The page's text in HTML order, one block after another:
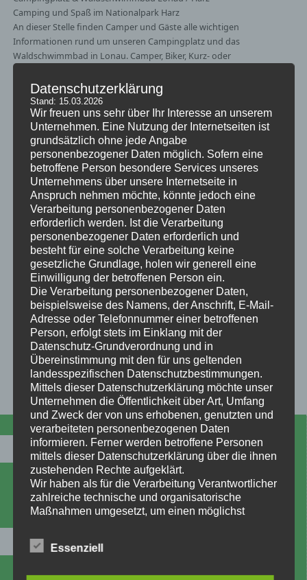
Camping und Spaß im Nationalpark Harz
An dieser Stelle finden Camper und Gäste alle wichtigen
Informationen rund um unseren Campingplatz und das
Waldschwimmbad in Lonau. Camper, Biker, Kurz- oder
schönsten Tage des Jahres mitten im Nationalpark Harz.
Der gut überschaubare Campingplatz bietet neben dem beheiztem
Waldschwimmbad auch eine freundliche und vor allem – für Eltern
übersehbare – Kinderspielfläche.
Ausreichend vorhandene ebene Liegewiesen und ein gemütlicher
Kiosk mit Biergarten sorgen für die nötige Abwechslung.
Stellplätze sind vorhanden für PKWs, Motorräder, Zelte, Wohnwagen
und Wohnmobile. Die Fahrzeuge müssen anschließend auf unseren
privaten Parkplatz abgestellt werden. Wir erheben dafür eine Gebühr
von 2.50 € pro Tag.
Selbstverständlich können hier auch Wohnwagen ebenso
angemietet werden wie Saison- oder Dauerstellplätze. Auch ein
‚unterwegs‘ auf dem Bike verlorenes Zelt kann hier schnell auf dem
Mietweg ersetzt werden. Wir sind grundsätzlich für unsere Gäste da
und werden versuchen Ihren Aufenthalt auf dem Campingplatz
Lonau so angenehm wie möglich zu gestalten.
Suche
OK
Datenschutzerklärung
Stand: 15.03.2026
Wir freuen uns sehr über Ihr Interesse an unserem
Unternehmen. Eine Nutzung der Internetseiten ist
grundsätzlich ohne jede Angabe
personenbezogener Daten möglich. Sofern eine
betroffene Person besondere Services unseres
Unternehmens über unsere Internetseite in
Anspruch nehmen möchte, könnte jedoch eine
Verarbeitung personenbezogener Daten
erforderlich werden. Ist die Verarbeitung
personenbezogener Daten erforderlich und
besteht für eine solche Verarbeitung keine
gesetzliche Grundlage, holen wir generell eine
Einwilligung der betroffenen Person ein.
Die Verarbeitung personenbezogener Daten,
beispielsweise des Namens, der Anschrift, E-Mail-
Adresse oder Telefonnummer einer betroffenen
Person, erfolgt stets im Einklang mit der
Datenschutz-Grundverordnung und in
Übereinstimmung mit den für uns geltenden
landesspezifischen Datenschutzbestimmungen.
Mittels dieser Datenschutzerklärung möchte unser
Unternehmen die Öffentlichkeit über Art, Umfang
und Zweck der von uns erhobenen, genutzten und
verarbeiteten personenbezogenen Daten
informieren. Ferner werden betroffene Personen
mittels dieser Datenschutzerklärung über die ihnen
zustehenden Rechte aufgeklärt.
Wir haben als für die Verarbeitung Verantwortlicher
zahlreiche technische und organisatorische
Maßnahmen umgesetzt, um einen möglichst
verarbeiteten personenbezogenen Daten
sicherzustellen. Dennoch können Internetbasierte
Essenziell